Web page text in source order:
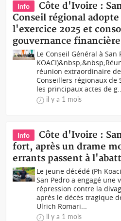
Info
Côte d'Ivoire :
Conseil régional
l'exercice 2025 et
gouvernance financière
Le Conseil Général à San
réunion extraordinaire
Conseillers régionaux de
les principaux actes de
il y a 1 mois
Info
Côte d'Ivoire :
fort, après un drame
errants passent à
Le jeune décédé (Ph
San Pedro a engagé une
répression contre la
après le décès tragique
Ulrich Romari...
il y a 1 mois